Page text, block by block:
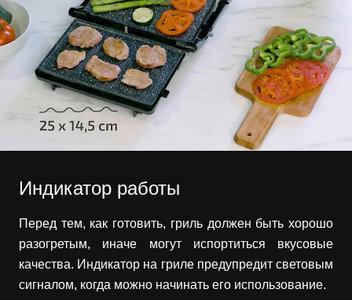
Индикатор работы
Перед тем, как готовить, гриль должен быть хорошо
разогретым, иначе могут испортиться вкусовые
качества. Индикатор на гриле предупредит световым
сигналом, когда можно начинать его использование.